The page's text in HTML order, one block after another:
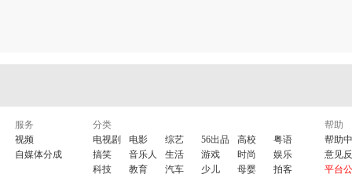
服务
视频
自媒体分成
分类
电视剧
电影 综艺 56出品 高校
粤语
搞笑
音乐人 生活 游戏 时尚
娱乐
科技
教育 汽车 少儿 母婴 拍客
帮助
帮助
意见
平台